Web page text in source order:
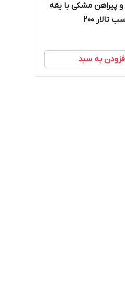
پیراهن مشکی با یقه
۲۰۰
به سبد